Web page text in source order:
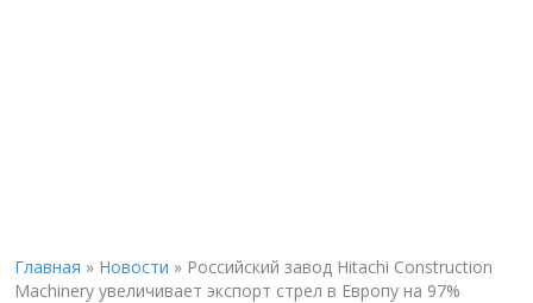
Главная » Новости » Российский завод Hitachi Construction
Machinery увеличивает экспорт стрел в Европу на 97%